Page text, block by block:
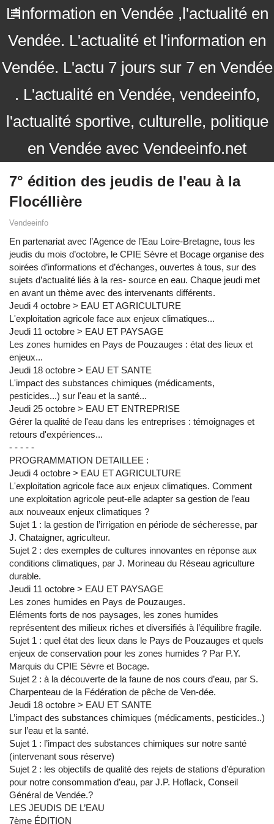
L'information en Vendée ,l'actualité en
Vendée. L'actualité et l'information en
Vendée. L'actu 7 jours sur 7 en Vendée
. L'actualité en Vendée, vendeeinfo,
l'actualité sportive, culturelle, politique
en Vendée avec Vendeeinfo.net
7° édition des jeudis de l'eau à la
Flocéllière
Vendeeinfo
En partenariat avec l’Agence de l’Eau Loire-Bretagne, tous les
jeudis du mois d’octobre, le CPIE Sèvre et Bocage organise des
soirées d’informations et d’échanges, ouvertes à tous, sur des
sujets d’actualité liés à la res- source en eau. Chaque jeudi met
en avant un thème avec des intervenants différents.
Jeudi 4 octobre > EAU ET AGRICULTURE
L'exploitation agricole face aux enjeux climatiques...
Jeudi 11 octobre > EAU ET PAYSAGE
Les zones humides en Pays de Pouzauges : état des lieux et
enjeux...
Jeudi 18 octobre > EAU ET SANTE
L'impact des substances chimiques (médicaments,
pesticides...) sur l'eau et la santé...
Jeudi 25 octobre > EAU ET ENTREPRISE
Gérer la qualité de l'eau dans les entreprises : témoignages et
retours d'expériences...
- - - - -
PROGRAMMATION DETAILLEE :
Jeudi 4 octobre > EAU ET AGRICULTURE
L'exploitation agricole face aux enjeux climatiques. Comment
une exploitation agricole peut-elle adapter sa gestion de l’eau
aux nouveaux enjeux climatiques ?
Sujet 1 : la gestion de l’irrigation en période de sécheresse, par
J. Chataigner, agriculteur.
Sujet 2 : des exemples de cultures innovantes en réponse aux
conditions climatiques, par J. Morineau du Réseau agriculture
durable.
Jeudi 11 octobre > EAU ET PAYSAGE
Les zones humides en Pays de Pouzauges.
Eléments forts de nos paysages, les zones humides
représentent des milieux riches et diversifiés à l’équilibre fragile.
Sujet 1 : quel état des lieux dans le Pays de Pouzauges et quels
enjeux de conservation pour les zones humides ? Par P.Y.
Marquis du CPIE Sèvre et Bocage.
Sujet 2 : à la découverte de la faune de nos cours d’eau, par S.
Charpenteau de la Fédération de pêche de Ven-dée.
Jeudi 18 octobre > EAU ET SANTE
L’impact des substances chimiques (médicaments, pesticides..)
sur l’eau et la santé.
Sujet 1 : l’impact des substances chimiques sur notre santé
(intervenant sous réserve)
Sujet 2 : les objectifs de qualité des rejets de stations d’épuration
pour notre consommation d’eau, par J.P. Hoflack, Conseil
Général de Vendée.?
LES JEUDIS DE L’EAU
7ème ÉDITION